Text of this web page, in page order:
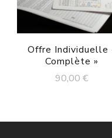
Offre Individuelle
Complète »
90,00€